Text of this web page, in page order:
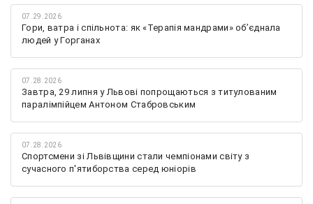
07.29.2026
Гори, ватра і спільнота: як «Терапія мандрами» об’єднала
людей у Горганах
07.28.2026
Завтра, 29 липня у Львові попрощаються з титулованим
паралімпійцем Антоном Стабровським
07.28.2026
Спортсмени зі Львівщини стали чемпіонами світу з
сучасного п'ятиборства серед юніорів